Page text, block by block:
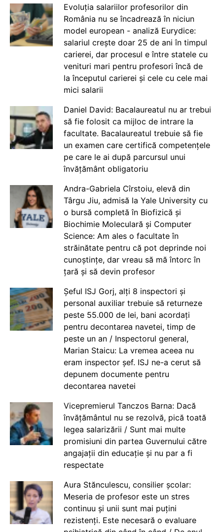
Evoluția salariilor profesorilor din
România nu se încadrează în niciun
model european - analiză Eurydice:
salariul crește doar 25 de ani în timpul
carierei, dar procesul e între statele cu
venituri mari pentru profesori încă de
la începutul carierei și cele cu cele mai
mici salarii
Daniel David: Bacalaureatul nu ar trebui
să fie folosit ca mijloc de intrare la
facultate. Bacalaureatul trebuie să fie
un examen care certifică competențele
pe care le ai după parcursul unui
învățământ obligatoriu
Andra-Gabriela Cîrstoiu, elevă din
Târgu Jiu, admisă la Yale University cu
o bursă completă în Biofizică și
Biochimie Moleculară și Computer
Science: Am ales o facultate în
străinătate pentru că pot deprinde noi
cunoștințe, dar vreau să mă întorc în
țară și să devin profesor
Șeful ISJ Gorj, alți 8 inspectori și
personal auxiliar trebuie să returneze
peste 55.000 de lei, bani acordați
pentru decontarea navetei, timp de
peste un an / Inspectorul general,
Marian Staicu: La vremea aceea nu
eram inspector șef. ISJ ne-a cerut să
depunem documente pentru
decontarea navetei
Vicepremierul Tanczos Barna: Dacă
învățământul nu se rezolvă, pică toată
legea salarizării / Sunt mai multe
promisiuni din partea Guvernului către
angajații din educație și nu par a fi
respectate
Aura Stănculescu, consilier școlar:
Meseria de profesor este un stres
continuu și unii sunt mai puțini
rezistenți. Este necesară o evaluare